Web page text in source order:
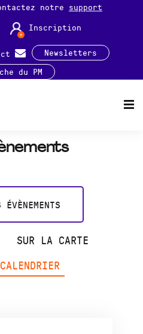
notre support
Inscription
Newsletters
du PM
SUR LA CARTE